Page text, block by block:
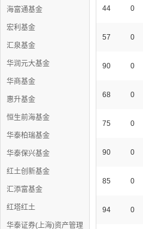
海富通基金
宏利基金
汇泉基金
华润元大基金
华商基金
惠升基金
恒生前海基金
华泰柏瑞基金
华泰保兴基金
红土创新基金
汇添富基金
红塔红土
华泰证券(上海)资产管理
44 0
57 0
90 0
68 0
75 0
90 0
85 0
94 0